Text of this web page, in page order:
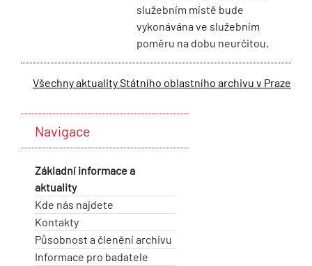
služebním místě bude
vykonávána ve služebním
poměru na dobu neurčitou.
Všechny aktuality Státního oblastního archivu v Praze
Navigace
Základní informace a
aktuality
Kde nás najdete
Kontakty
Působnost a členění archivu
Informace pro badatele